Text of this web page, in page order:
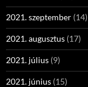
2021. szeptember (14)
2021. augusztus (17)
2021. július (9)
2021. június (15)